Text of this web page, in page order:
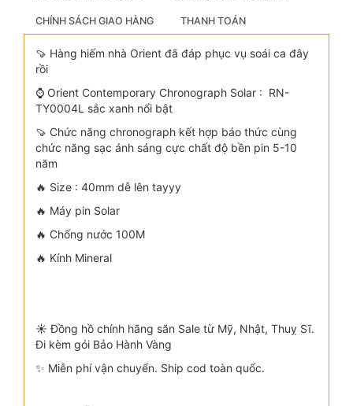
CHÍNH SÁCH GIAO HÀNG THANH TOÁN
🍠 Hàng hiếm nhà Orient đã đáp phục vụ soái ca đây
rồi
⌚ Orient Contemporary Chronograph Solar : RN-
TY0004L sắc xanh nổi bật
🍠 Chức năng chronograph kết hợp báo thức cùng
chức năng sạc ánh sáng cực chất độ bền pin 5-10
năm
🔥 Size : 40mm dễ lên tayyy
🔥 Máy pin Solar
🔥 Chống nước 100M
🔥 Kính Mineral
☀️ Đồng hồ chính hãng săn Sale từ Mỹ, Nhật, Thuỵ Sĩ.
Đi kèm gói Bảo Hành Vàng
✨ Miễn phí vận chuyển. Ship cod toàn quốc.